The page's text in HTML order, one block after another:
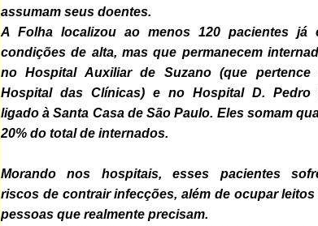
assumam seus doentes.
A Folha localizou ao menos 120 pacientes já
condições de alta, mas que permanecem
no Hospital Auxiliar de Suzano (que pertence
Hospital das Clínicas) e no Hospital D. Pedro
ligado à Santa Casa de São Paulo. Eles somam
20% do total de internados.
Morando nos hospitais, esses pacientes
riscos de contrair infecções, além de ocupar leitos
pessoas que realmente precisam.